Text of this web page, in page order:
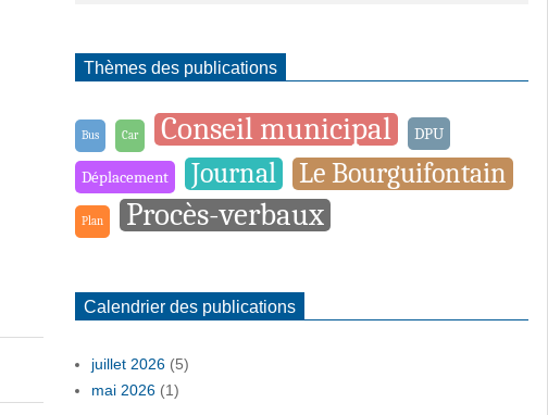
Thèmes des publications
Bus Car Conseil municipal DPU
Déplacement Journal Le Bourguifontain
Plan Procès-verbaux
Calendrier des publications
juillet 2026(5)
mai 2026(1)